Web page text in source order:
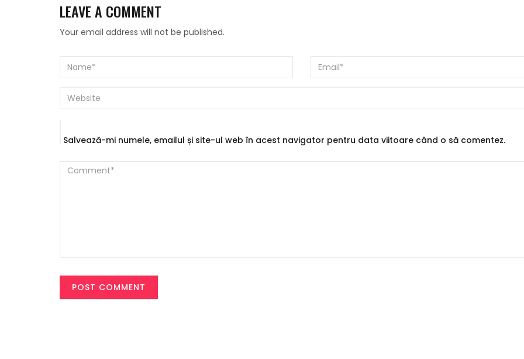
LEAVE A COMMENT
Your email address will not be published.
Salvează-mi numele, emailul și site-ul web în acest navigator pentru data viitoare când o să comentez.